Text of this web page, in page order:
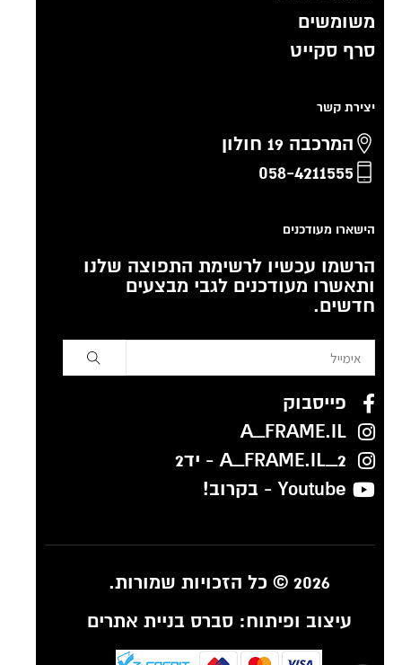
משומשים
סרף סקייט
יצירת קשר
המרכבה 19 חולון
058-4211555
הישארו מעודכנים
הרשמו עכשיו לרשימת התפוצה שלנו
ותאשרו מעודכנים לגבי מבצעים
חדשים.
פייסבוק
A_FRAME.IL
A_FRAME.IL_2 - יד2
Youtube - בקרוב!
2026 © כל הזכויות שמורות.
עיצוב ופיתוח:סברס בניית אתרים